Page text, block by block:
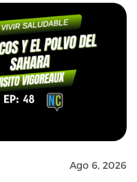
Ago 6, 2026